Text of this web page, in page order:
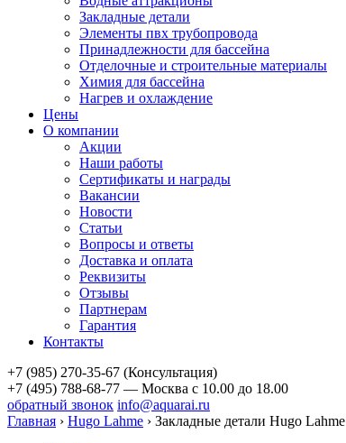
Закладные детали
Элементы пвх трубопровода
Принадлежности для бассейна
Отделочные и строительные материалы
Химия для бассейна
Нагрев и охлаждение
Цены
О компании
Акции
Наши работы
Сертификаты и награды
Вакансии
Новости
Статьи
Вопросы и ответы
Доставка и оплата
Реквизиты
Отзывы
Партнерам
Гарантия
Контакты
+7 (985) 270-35-67 (Консультация)
+7 (495) 788-68-77 — Москва с 10.00 до 18.00
обратный звонок info@aquarai.ru
Главная › Hugo Lahme › Закладные детали Hugo Lahme